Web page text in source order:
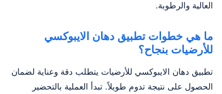
العالية والرطوبة.
ما هي خطوات تطبيق دهان الايبوكسي
للأرضيات بنجاح؟
تطبيق دهان الايبوكسي للأرضيات يتطلب دقة وعناية لضمان
الحصول على نتيجة تدوم طويلاً. تبدأ العملية بالتحضير